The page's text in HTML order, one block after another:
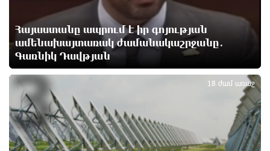
12 ժամ առաջ
Սիցիլիայի օդանավակայանը փակվել է Էթնա
հրաբխի ժայթքման պատճառով
12 ժամ առաջ
Հետվճարի փոխարեն՝ արժանապատիվ և ֆիքսված
թոշակ․ ինչու է գործող համակարգը սոցիալական
անարդարության խնդիր ստեղծում. Հրայր
Կամենդատյան
Հայաստանը ապրում է իր գոյության
ամենախայտառակ ժամանակաշրջանը․
Գառնիկ Դավթյան
18 ժամ առաջ
3